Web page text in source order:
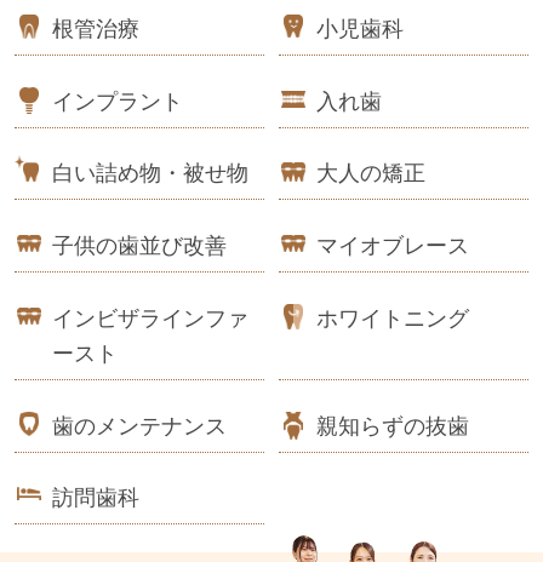
根管治療 小児歯科
インプラント 入れ歯
白い詰め物・被せ物 大人の矯正
子供の歯並び改善 マイオブレース
インビザラインファ
ースト
ホワイトニング
歯のメンテナンス 親知らずの抜歯
訪問歯科